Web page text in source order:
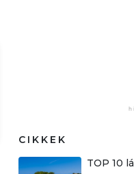
CIKKEK
TOP 10